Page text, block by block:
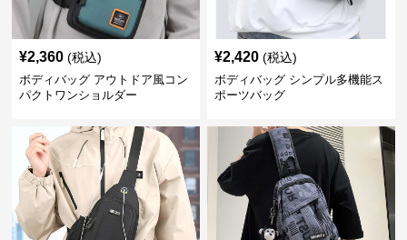
¥2,360 (税込)
ボディバッグ アウトドア風コン
パクトワンショルダー
¥2,420 (税込)
ボディバッグ シンプル多機能ス
ポーツバッグ